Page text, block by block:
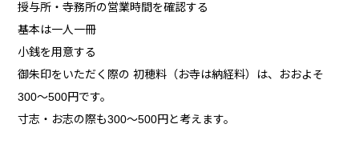
授与所・寺務所の営業時間を確認する
基本は一人一冊
小銭を用意する
御朱印をいただく際の 初穂料（お寺は納経料）は、おおよそ
300～500円です。
寸志・お志の際も300～500円と考えます。